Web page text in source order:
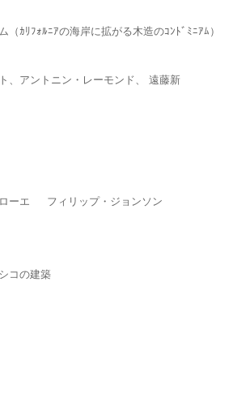
（ｶﾘﾌｫﾙﾆｱの海岸に拡がる木造のｺﾝﾄﾞﾐﾆｱﾑ）
、アントニン・レーモンド、 遠藤新
ローエ フィリップ・ジョンソン
コの建築